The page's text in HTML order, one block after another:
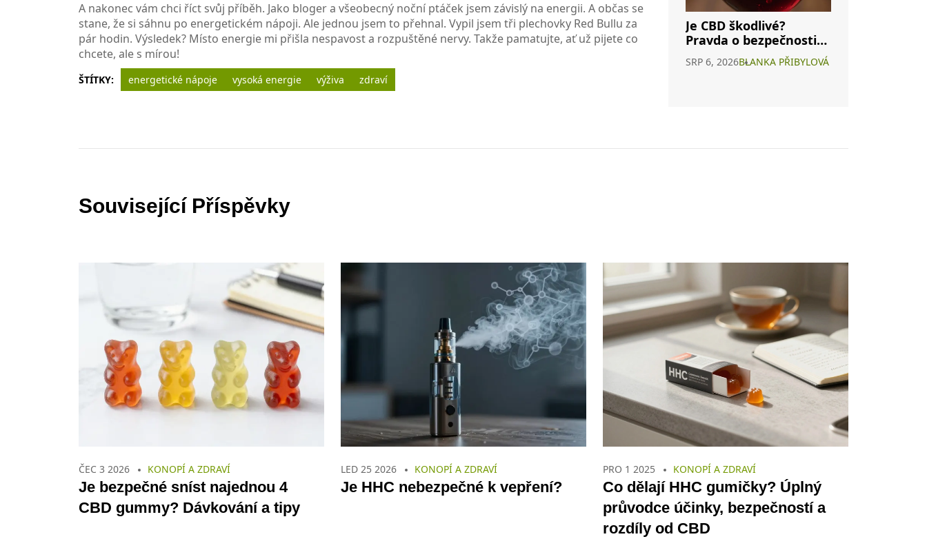
A nakonec vám chci říct svůj příběh. Jako bloger a všeobecný noční ptáček jsem závislý na energii. A občas se
stane, že si sáhnu po energetickém nápoji. Ale jednou jsem to přehnal. Vypil jsem tři plechovky Red Bullu za
pár hodin. Výsledek? Místo energie mi přišla nespavost a rozpuštěné nervy. Takže pamatujte, ať už pijete co
chcete, ale s mírou!
ŠTÍTKY: energetické nápoje vysoká energie výživa zdraví
Je CBD škodlivé?
Pravda o bezpečnosti
konopného vína a
interakcích s
SRP 6, 2026BLANKA PŘIBYLOVÁ
Související Příspěvky
ČEC 3 2026 KONOPÍ A ZDRAVÍ
Je bezpečné sníst najednou 4
CBD gummy? Dávkování a tipy
LED 25 2026 KONOPÍ A ZDRAVÍ
Je HHC nebezpečné k vepření?
PRO 1 2025 KONOPÍ A ZDRAVÍ
Co dělají HHC gumičky? Úplný
průvodce účinky, bezpečností a
rozdíly od CBD